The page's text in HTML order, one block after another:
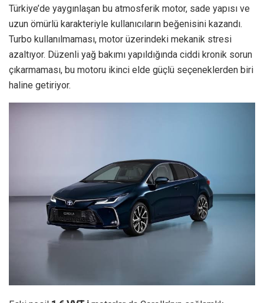
Türkiye’de yaygınlaşan bu atmosferik motor, sade yapısı ve
uzun ömürlü karakteriyle kullanıcıların beğenisini kazandı.
Turbo kullanılmaması, motor üzerindeki mekanik stresi
azaltıyor. Düzenli yağ bakımı yapıldığında ciddi kronik sorun
çıkarmaması, bu motoru ikinci elde güçlü seçeneklerden biri
haline getiriyor.